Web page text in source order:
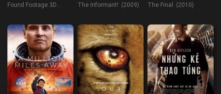
Found Footage 3D
The Informant! (2009) The Final (2010)